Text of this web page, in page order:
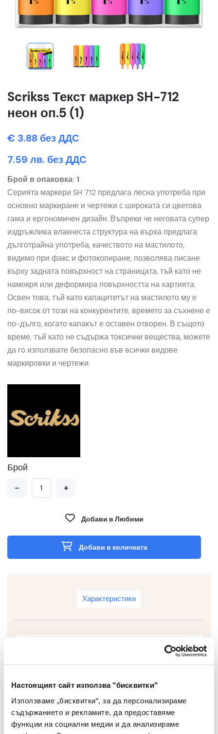
Настоящият сайт използва "бисквитки"
Използваме „бисквитки“, за да персонализираме
съдържанието и рекламите, да предоставяме
функции на социални медии и да анализираме
Scrikss Текст маркер SH-712
неон оп.5 (1)
€ 3.88 без ДДС
7.59 лв. без ДДС
Брой в опаковка: 1
Серията маркери SH 712 предлага лесна употреба при
основно маркиране и чертежи с широката си цветова
гама и ергономичен дизайн. Въпреки че неговата супер
издръжлива влакнеста структура на върха предлага
дълготрайна употреба, качеството на мастилото,
видимо при факс и фотокопиране, позволява писане
върху задната повърхност на страницата, тъй като не
намокря или деформира повърхността на хартията.
Освен това, тъй като капацитетът на мастилото му е
по-висок от този на конкурентите, времето за съхнене е
по-дълго, когато капакът е оставен отворен. В същото
време, тъй като не съдържа токсични вещества, можете
да го използвате безопасно във всички видове
маркировки и чертежи.
Брой
- +
Добави в Любими
Добави в количката
Характеристики
Текст маркер
Цвят На Мастилото Многоцветен
Цвят На Корпуса Многоцветен